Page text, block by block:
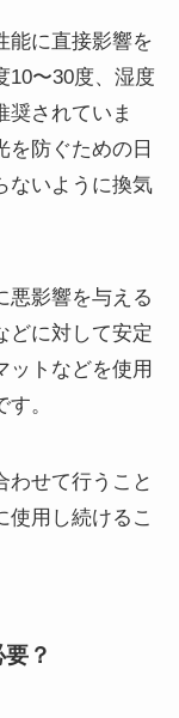
能に直接影響を
10〜30度、湿度
奨されていま
を防ぐための日
ないように換気
悪影響を与える
どに対して安定
ットなどを使用
。
わせて行うこと
使用し続けるこ
？